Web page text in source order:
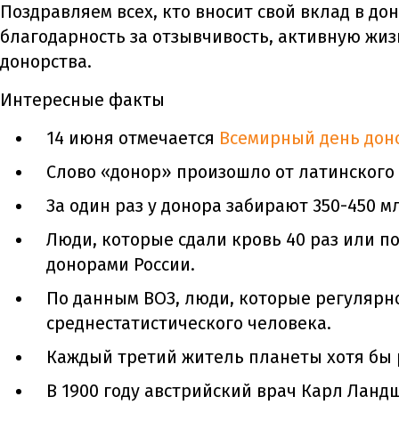
Поздравляем всех, кто вносит свой вклад в
благодарность за отзывчивость, активную
донорства.
Интересные факты
14 июня отмечается Всемирный день
Слово «донор» произошло от
За один раз у донора забирают 350-450
Люди, которые сдали кровь 40 раз или
донорами России.
По данным ВОЗ, люди, которые
среднестатистического человека.
Каждый третий житель планеты хотя бы
В 1900 году австрийский врач Карл